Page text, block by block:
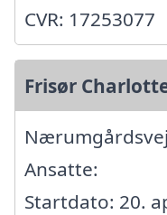
CVR: 17253077
Frisør
Ansatte:
Startdato: 20.